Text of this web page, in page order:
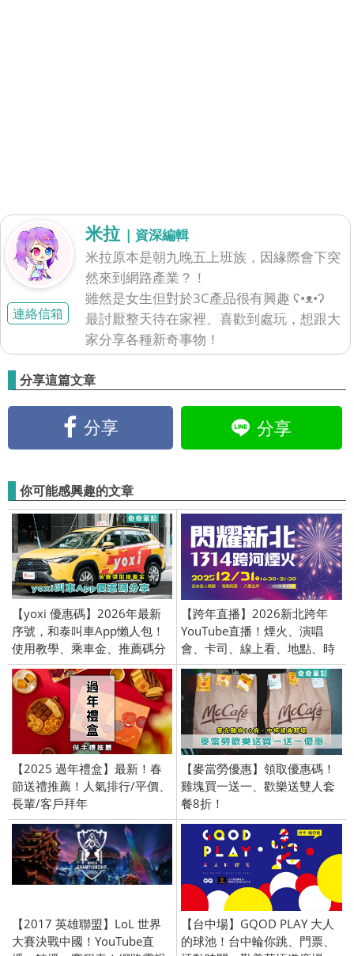
連絡信箱
米拉 | 資深編輯
米拉原本是朝九晚五上班族，因緣際會下突
然來到網路產業？！
雖然是女生但對於3C產品很有興趣 ʕ•ᴥ•ʔ
最討厭整天待在家裡、喜歡到處玩，想跟大
家分享各種新奇事物！
分享這篇文章
分享 分享
你可能感興趣的文章
【yoxi 優惠碼】2026年最新
序號，和泰叫車App懶人包！
使用教學、乘車金、推薦碼分
享、序號、PTT
【跨年直播】2026新北跨年
YouTube直播！煙火、演唱
會、卡司、線上看、地點、時
間、藝人
【2025 過年禮盒】最新！春
節送禮推薦！人氣排行/平價、
長輩/客戶拜年
【麥當勞優惠】領取優惠碼！
雞塊買一送一、歡樂送雙人套
餐8折！
【2017 英雄聯盟】LoL 世界
大賽決戰中國！YouTube直
【台中場】GQOD PLAY 大人
的球池！台中輪你跳、門票、